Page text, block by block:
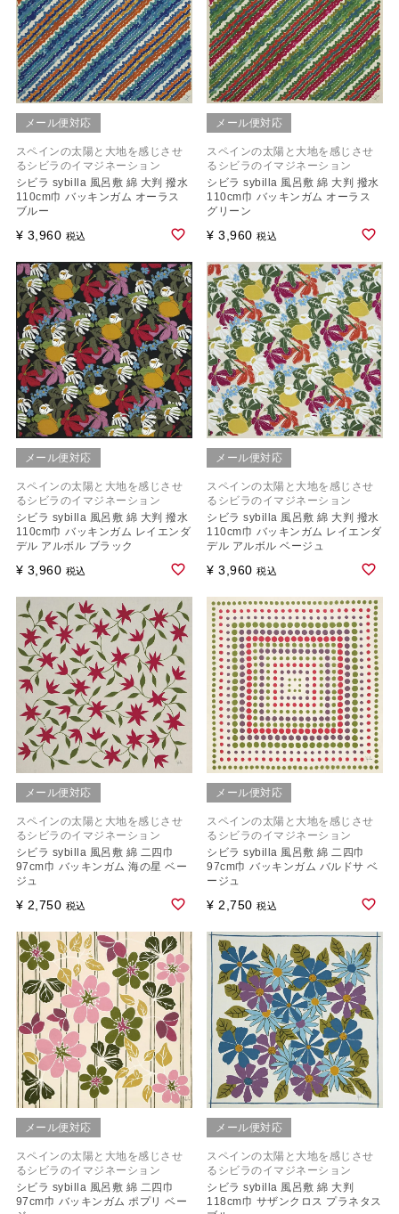
メール便対応
スペインの太陽と大地を感じさせ
るシビラのイマジネーション
シビラ sybilla 風呂敷 綿 大判 撥水
110cm巾 バッキンガム オーラス
ブルー
¥ 3,960 税込
メール便対応
スペインの太陽と大地を感じさせ
るシビラのイマジネーション
シビラ sybilla 風呂敷 綿 大判 撥水
110cm巾 バッキンガム オーラス
グリーン
¥ 3,960 税込
メール便対応
スペインの太陽と大地を感じさせ
るシビラのイマジネーション
シビラ sybilla 風呂敷 綿 大判 撥水
110cm巾 バッキンガム レイエンダ
デル アルボル ブラック
¥ 3,960 税込
メール便対応
スペインの太陽と大地を感じさせ
るシビラのイマジネーション
シビラ sybilla 風呂敷 綿 大判 撥水
110cm巾 バッキンガム レイエンダ
デル アルボル ベージュ
¥ 3,960 税込
メール便対応
スペインの太陽と大地を感じさせ
るシビラのイマジネーション
シビラ sybilla 風呂敷 綿 二四巾
97cm巾 バッキンガム 海の星 ベー
ジュ
¥ 2,750 税込
メール便対応
スペインの太陽と大地を感じさせ
るシビラのイマジネーション
シビラ sybilla 風呂敷 綿 二四巾
97cm巾 バッキンガム バルドサ ベ
ージュ
¥ 2,750 税込
メール便対応
スペインの太陽と大地を感じさせ
るシビラのイマジネーション
シビラ sybilla 風呂敷 綿 二四巾
97cm巾 バッキンガム ポプリ ベー
メール便対応
スペインの太陽と大地を感じさせ
るシビラのイマジネーション
シビラ sybilla 風呂敷 綿 大判
118cm巾 サザンクロス プラネタス